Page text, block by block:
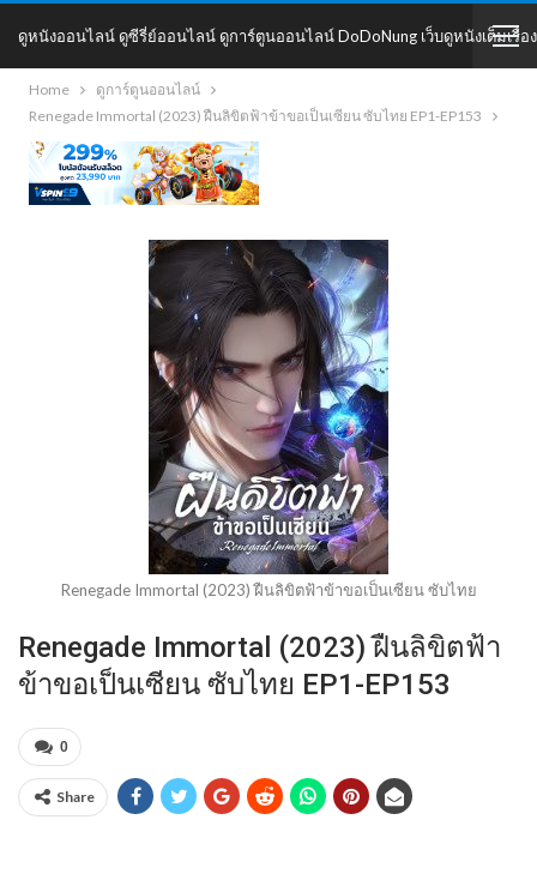
ดูหนังออนไลน์ ดูซีรี่ย์ออนไลน์ ดูการ์ตูนออนไลน์ DoDoNung เว็บดูหนังเต็มเรื่อง
DoDoNung
Home
ดูการ์ตูนออนไลน์
Renegade Immortal (2023) ฝืนลิขิตฟ้าข้าขอเป็นเซียน ซับไทย EP1-EP153
Renegade Immortal (2023) ฝืนลิขิตฟ้าข้าขอเป็นเซียน ซับไทย
Renegade Immortal (2023) ฝืนลิขิตฟ้า
ข้าขอเป็นเซียน ซับไทย EP1-EP153
0
Share